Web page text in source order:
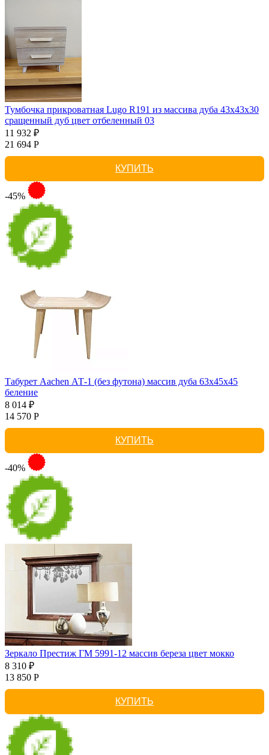
Тумбочка прикроватная Lugo R191 из массива дуба 43х43х30
сращенный дуб цвет отбеленный 03
11 932 ₽
21 694 Р
КУПИТЬ
-45%
Табурет Aachen АТ-1 (без футона) массив дуба 63х45х45
беление
8 014 ₽
14 570 Р
КУПИТЬ
-40%
Зеркало Престиж ГМ 5991-12 массив береза цвет мокко
8 310 ₽
13 850 Р
КУПИТЬ